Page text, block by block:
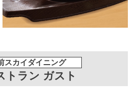
スカイダイニング
トラン ガスト